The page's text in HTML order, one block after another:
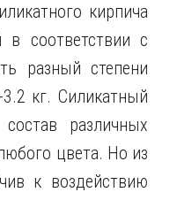
кирпича
в соответствии с
разный степени
кг. Силикатный
различных
цвета. Но из
к воздействию